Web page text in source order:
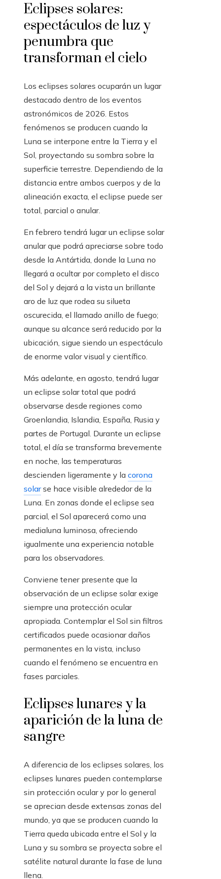
Eclipses solares:
espectáculos de luz y
penumbra que
transforman el cielo
Los eclipses solares ocuparán un lugar
destacado dentro de los eventos
astronómicos de 2026. Estos
fenómenos se producen cuando la
Luna se interpone entre la Tierra y el
Sol, proyectando su sombra sobre la
superficie terrestre. Dependiendo de la
distancia entre ambos cuerpos y de la
alineación exacta, el eclipse puede ser
total, parcial o anular.
En febrero tendrá lugar un eclipse solar
anular que podrá apreciarse sobre todo
desde la Antártida, donde la Luna no
llegará a ocultar por completo el disco
del Sol y dejará a la vista un brillante
aro de luz que rodea su silueta
oscurecida, el llamado anillo de fuego;
aunque su alcance será reducido por la
ubicación, sigue siendo un espectáculo
de enorme valor visual y científico.
Más adelante, en agosto, tendrá lugar
un eclipse solar total que podrá
observarse desde regiones como
Groenlandia, Islandia, España, Rusia y
partes de Portugal. Durante un eclipse
total, el día se transforma brevemente
en noche, las temperaturas
descienden ligeramente y la corona
solarse hace visible alrededor de la
Luna. En zonas donde el eclipse sea
parcial, el Sol aparecerá como una
medialuna luminosa, ofreciendo
igualmente una experiencia notable
para los observadores.
Conviene tener presente que la
observación de un eclipse solar exige
siempre una protección ocular
apropiada. Contemplar el Sol sin filtros
certificados puede ocasionar daños
permanentes en la vista, incluso
cuando el fenómeno se encuentra en
fases parciales.
Eclipses lunares y la
aparición de la luna de
sangre
A diferencia de los eclipses solares, los
eclipses lunares pueden contemplarse
sin protección ocular y por lo general
se aprecian desde extensas zonas del
mundo, ya que se producen cuando la
Tierra queda ubicada entre el Sol y la
Luna y su sombra se proyecta sobre el
satélite natural durante la fase de luna
llena.